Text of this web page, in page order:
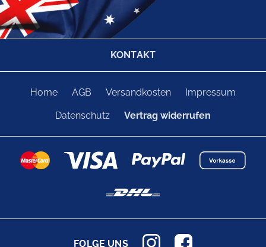
KONTAKT
Home AGB Versandkosten Impressum
Datenschutz Vertrag widerrufen
FOLGE UNS